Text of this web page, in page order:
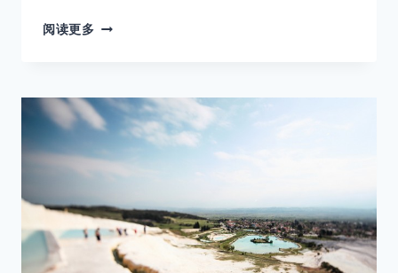
阅读更多 春．
西
南
之
旅
IZMIR（DAY7）